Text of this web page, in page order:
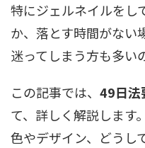
特にジェルネイルをし
か、落とす時間がない
迷ってしまう方も多い
この記事では、 49日法
て、詳しく解説します
色やデザイン、どうし